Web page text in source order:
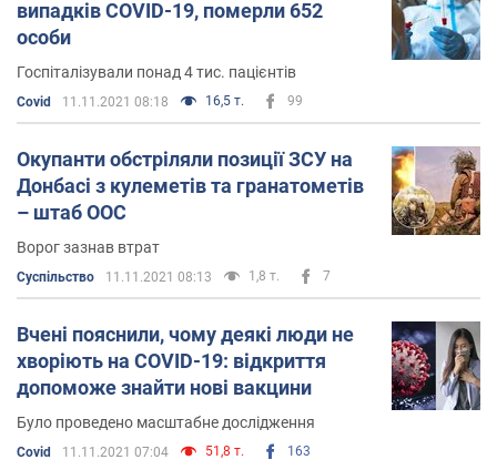
випадків COVID-19, померли 652
особи
Госпіталізували понад 4 тис. пацієнтів
Covid 11.11.2021 08:18 16,5 т. 99
Окупанти обстріляли позиції ЗСУ на
Донбасі з кулеметів та гранатометів
– штаб ООС
Ворог зазнав втрат
Суспільство 11.11.2021 08:13 1,8 т. 7
Вчені пояснили, чому деякі люди не
хворіють на COVID-19: відкриття
допоможе знайти нові вакцини
Було проведено масштабне дослідження
Covid 11.11.2021 07:04 51,8 т. 163